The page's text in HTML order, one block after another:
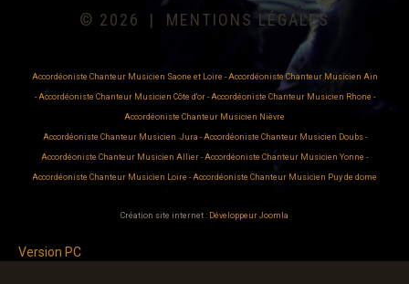
© 2026 MENTIONS LÉGALES
Accordéoniste Chanteur Musicien Saone et Loire - Accordéoniste Chanteur Musicien Ain
- Accordéoniste Chanteur Musicien Côte d'or- Accordéoniste Chanteur Musicien Rhone -
Accordéoniste Chanteur Musicien Nièvre
Accordéoniste Chanteur Musicien Jura - Accordéoniste Chanteur Musicien Doubs-
Accordéoniste Chanteur Musicien Allier - Accordéoniste Chanteur Musicien Yonne -
Accordéoniste Chanteur Musicien Loire - Accordéoniste Chanteur Musicien Puy de dome
Création site internet : Développeur Joomla
Version PC